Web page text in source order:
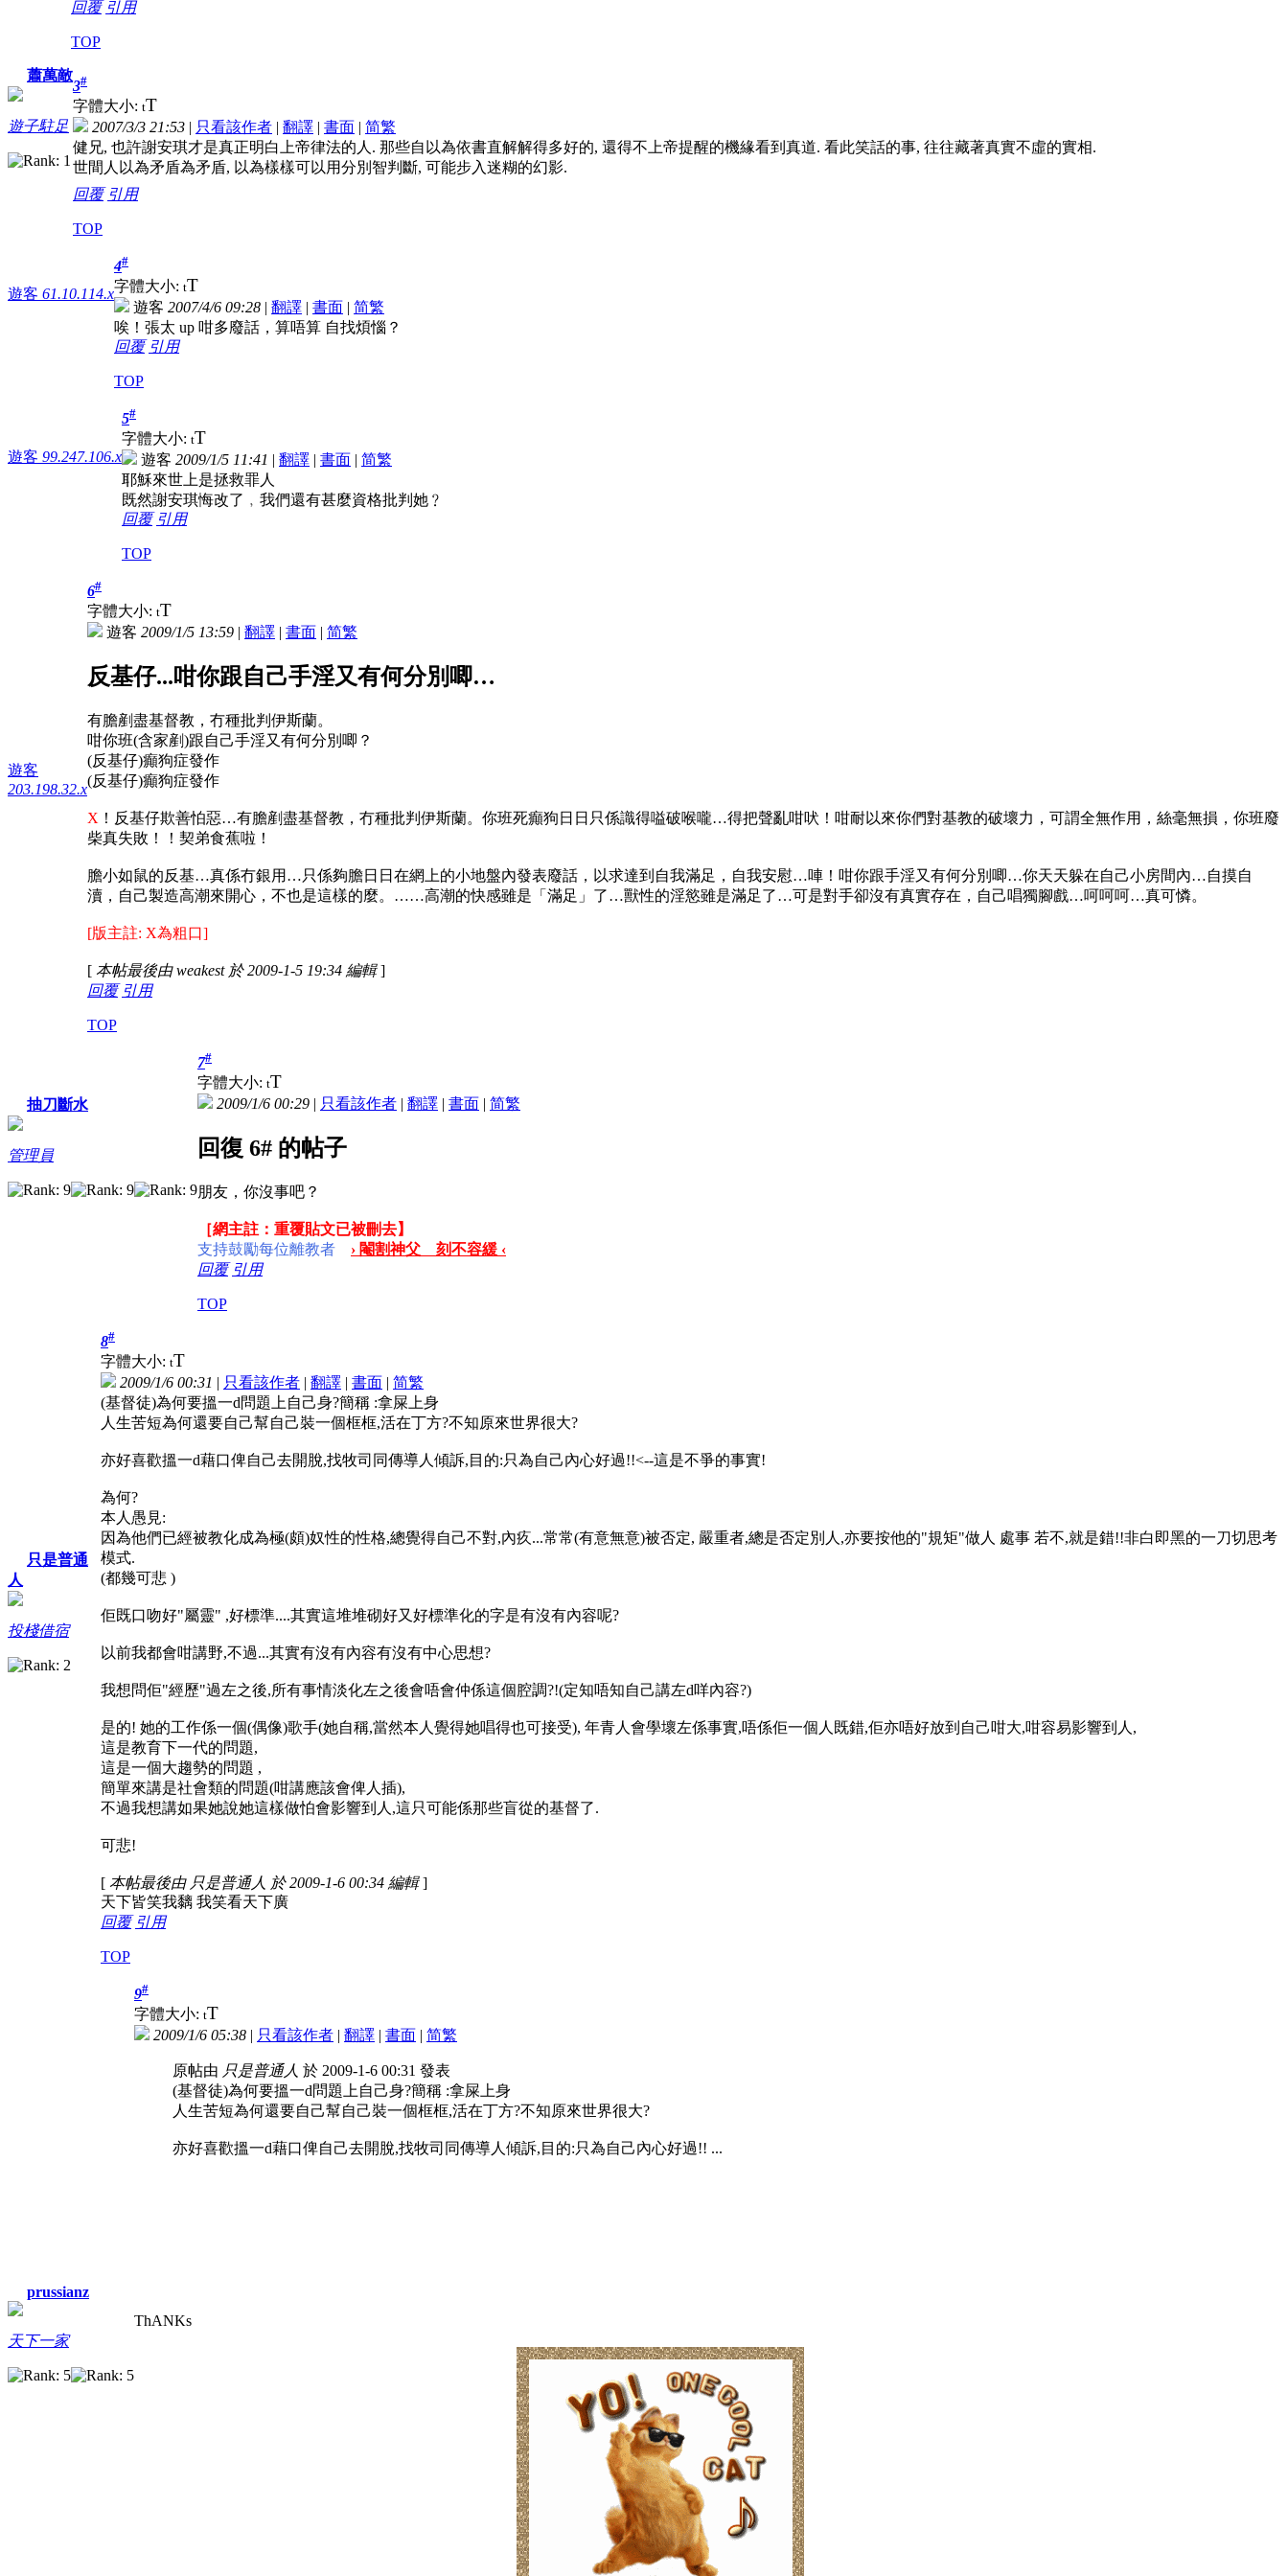
回覆 引用
TOP
蕭萬敵
遊子駐足
3#
字體大小: tT
2007/3/3 21:53 | 只看該作者 | 翻譯 | 書面 | 简繁
健兄, 也許謝安琪才是真正明白上帝律法的人. 那些自以為依書直解解得多好的, 還得不上帝提醒的機緣看到真道. 看此笑話的事, 往往藏著真實不虛的實相.
世間人以為矛盾為矛盾, 以為樣樣可以用分別智判斷, 可能步入迷糊的幻影.
回覆 引用
TOP
遊客 61.10.114.x
4#
字體大小: tT
遊客 2007/4/6 09:28 | 翻譯 | 書面 | 简繁
唉！張太 up 咁多廢話，算唔算 自找煩惱？
回覆 引用
TOP
遊客 99.247.106.x
5#
字體大小: tT
遊客 2009/1/5 11:41 | 翻譯 | 書面 | 简繁
耶穌來世上是拯救罪人
既然謝安琪悔改了﹐我們還有甚麼資格批判她﹖
回覆 引用
TOP
遊客
203.198.32.x
6#
字體大小: tT
遊客 2009/1/5 13:59 | 翻譯 | 書面 | 简繁
反基仔...咁你跟自己手淫又有何分別唧…
有膽剷盡基督教，冇種批判伊斯蘭。
咁你班(含家剷)跟自己手淫又有何分別唧？
(反基仔)癲狗症發作
(反基仔)癲狗症發作
X ！反基仔欺善怕惡…有膽剷盡基督教，冇種批判伊斯蘭。你班死癲狗日日只係識得嗌破喉嚨…得把聲亂咁吠！咁耐以來你們對基教的破壞力，可謂全無作用，絲毫無損，你班廢
柴真失敗！！契弟食蕉啦！
膽小如鼠的反基…真係冇銀用…只係夠膽日日在網上的小地盤內發表廢話，以求達到自我滿足，自我安慰…唓！咁你跟手淫又有何分別唧…你天天躲在自己小房間內…自摸自
瀆，自己製造高潮來開心，不也是這樣的麼。……高潮的快感雖是「滿足」了…獸性的淫慾雖是滿足了…可是對手卻沒有真實存在，自己唱獨腳戲…呵呵呵…真可憐。
[版主註: X為粗口]
[ 本帖最後由 weakest 於 2009-1-5 19:34 編輯]
回覆 引用
TOP
抽刀斷水
管理員
7#
字體大小: tT
2009/1/6 00:29 | 只看該作者 | 翻譯 | 書面 | 简繁
回復 6# 的帖子
朋友，你沒事吧？
［網主註：重覆貼文已被刪去】
支持鼓勵每位離教者
› 閹割神父 刻不容緩 ‹
回覆 引用
TOP
只是普通
人
投棧借宿
8#
字體大小: tT
2009/1/6 00:31 | 只看該作者 | 翻譯 | 書面 | 简繁
(基督徒)為何要搵一d問題上自己身?簡稱 :拿屎上身
人生苦短為何還要自己幫自己裝一個框框,活在丁方?不知原來世界很大?
亦好喜歡搵一d藉口俾自己去開脫,找牧司同傳導人傾訴,目的:只為自己內心好過!!<--這是不爭的事實!
為何?
本人愚見:
因為他們已經被教化成為極(頗)奴性的性格,總覺得自己不對,內疚...常常(有意無意)被否定, 嚴重者,總是否定別人,亦要按他的"規矩"做人 處事 若不,就是錯!!非白即黑的一刀切思考
模式.
(都幾可悲 )
佢既口吻好"屬靈" ,好標準....其實這堆堆砌好又好標準化的字是有沒有內容呢?
以前我都會咁講野,不過...其實有沒有內容有沒有中心思想?
我想問佢"經歷"過左之後,所有事情淡化左之後會唔會仲係這個腔調?!(定知唔知自己講左d咩內容?)
是的! 她的工作係一個(偶像)歌手(她自稱,當然本人覺得她唱得也可接受), 年青人會學壞左係事實,唔係佢一個人既錯,佢亦唔好放到自己咁大,咁容易影響到人,
這是教育下一代的問題,
這是一個大趨勢的問題 ,
簡單來講是社會類的問題(咁講應該會俾人插),
不過我想講如果她說她這樣做怕會影響到人,這只可能係那些盲從的基督了.
可悲!
[ 本帖最後由 只是普通人 於 2009-1-6 00:34 編輯]
天下皆笑我黐 我笑看天下廣
回覆 引用
TOP
prussianz
天下一家
9#
字體大小: tT
2009/1/6 05:38 | 只看該作者 | 翻譯 | 書面 | 简繁
原帖由 只是普通人 於 2009-1-6 00:31 發表
(基督徒)為何要搵一d問題上自己身?簡稱 :拿屎上身
人生苦短為何還要自己幫自己裝一個框框,活在丁方?不知原來世界很大?
亦好喜歡搵一d藉口俾自己去開脫,找牧司同傳導人傾訴,目的:只為自己內心好過!! ...
ThANKs